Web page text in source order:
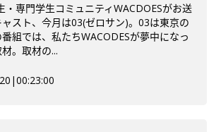
・専門学生コミュニティWACDOESがお送
スト、今月は03(ゼロサン)。03は東京の
組では、私たちWACODESが夢中になっ
。取材の...
|00:23:00